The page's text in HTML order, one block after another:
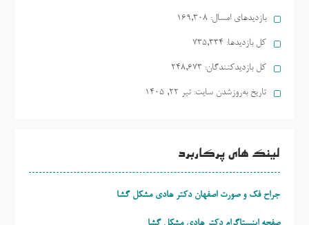
بازدیدهای امسال: 169,308
کل بازدیدها: 735,334
کل بازدیدکنند‌گان: 248,673
تاریخ به‌روزشدن سایت: تیر ۲۲, ۱۴۰۵
لینک های پرکاربرد
جراح فک و صورت اصفهان دکتر هادی مشکل گشا